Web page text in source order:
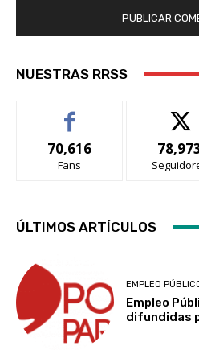
NUESTRAS RRSS
70,616
Fans
ÚLTIMOS ARTÍCULOS
EMPLEO
Empleo
difundidas